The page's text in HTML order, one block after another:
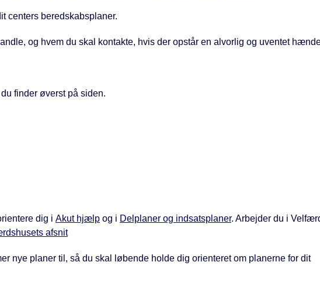
centers beredskabsplaner.
og hvem du skal kontakte, hvis der opstår en alvorlig og uventet
finder øverst på siden.
dig i Akut hjælp og i Delplaner og indsatsplaner. Arbejder du i
afsnit
nye planer til, så du skal løbende holde dig orienteret om planerne for dit